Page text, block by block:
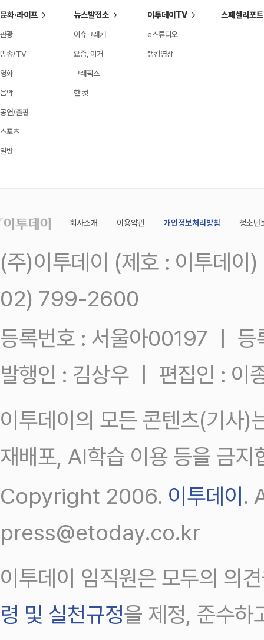
문화·라이프
관광
방송/TV
영화
음악
공연/출판
스포츠
일반
뉴스발전소
이슈크래커
요즘, 이거
그래픽스
한 컷
이투데이TV
e스튜디오
랭킹영상
스페셜리포트
회사소개 이용약관 개인정보처리방침 청소년
(주)이투데이 (제호 : 이투데
02) 799-2600
등록번호 : 서울아00197 ㅣ
발행인 : 김상우 ㅣ 편집인 : 이
이투데이의 모든 콘텐츠(기사)
재배포, AI학습 이용 등을 금지
Copyright 2006. 이투데이 .
press@etoday.co.kr
이투데이 임직원은 모두의 의
령 및 실천규정을 제정, 준수하